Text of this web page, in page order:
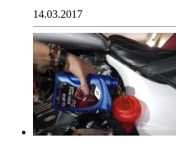
14.03.2017